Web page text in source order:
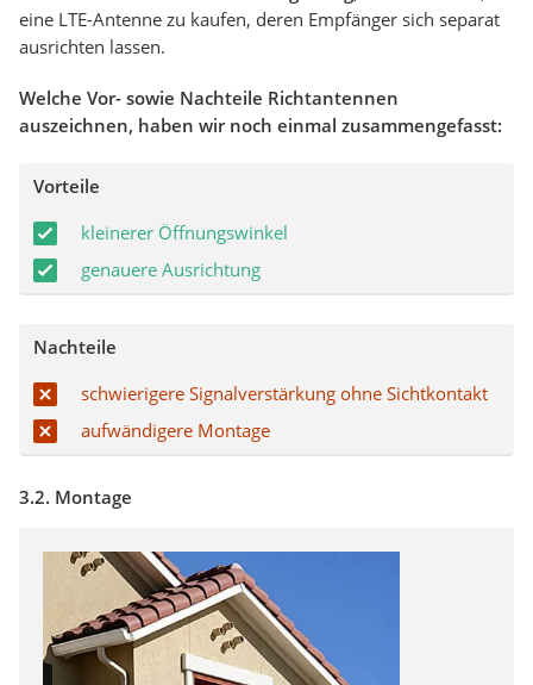
eine LTE-Antenne zu kaufen, deren Empfänger sich separat
ausrichten lassen.
Welche Vor- sowie Nachteile Richtantennen
auszeichnen, haben wir noch einmal zusammengefasst:
Vorteile
kleinerer Öffnungswinkel
genauere Ausrichtung
Nachteile
schwierigere Signalverstärkung ohne Sichtkontakt
aufwändigere Montage
3.2. Montage